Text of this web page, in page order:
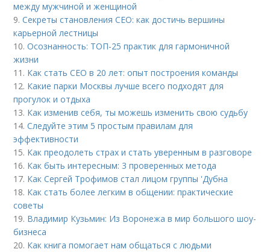
между мужчиной и женщиной
9.Секреты становления CEO: как достичь вершины
карьерной лестницы
10.Осознанность: ТОП-25 практик для гармоничной
жизни
11. Как стать CEO в 20 лет: опыт построения команды
12. Какие парки Москвы лучше всего подходят для
прогулок и отдыха
13. Как изменив себя, ты можешь изменить свою судьбу
14.Следуйте этим 5 простым правилам для
эффективности
15. Как преодолеть страх и стать уверенным в разговоре
16. Как быть интересным: 3 проверенных метода
17. Как Сергей Трофимов стал лицом группы 'Дубна
18. Как стать более легким в общении: практические
советы
19. Владимир Кузьмин: Из Воронежа в мир большого шоу-
бизнеса
20. Как книга помогает нам общаться с людьми